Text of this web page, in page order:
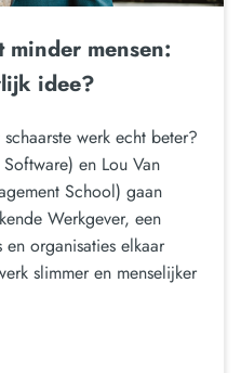
minder mensen:
idee?
werk echt beter?
en Lou Van
School) gaan
Werkgever, een
organisaties elkaar
slimmer en menselijker